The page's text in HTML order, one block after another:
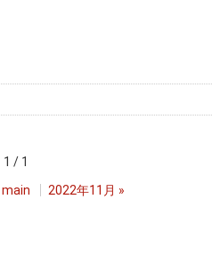
1 / 1
main 2022年11月 »